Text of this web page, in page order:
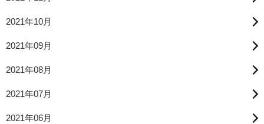
2021年10月
2021年09月
2021年08月
2021年07月
2021年06月